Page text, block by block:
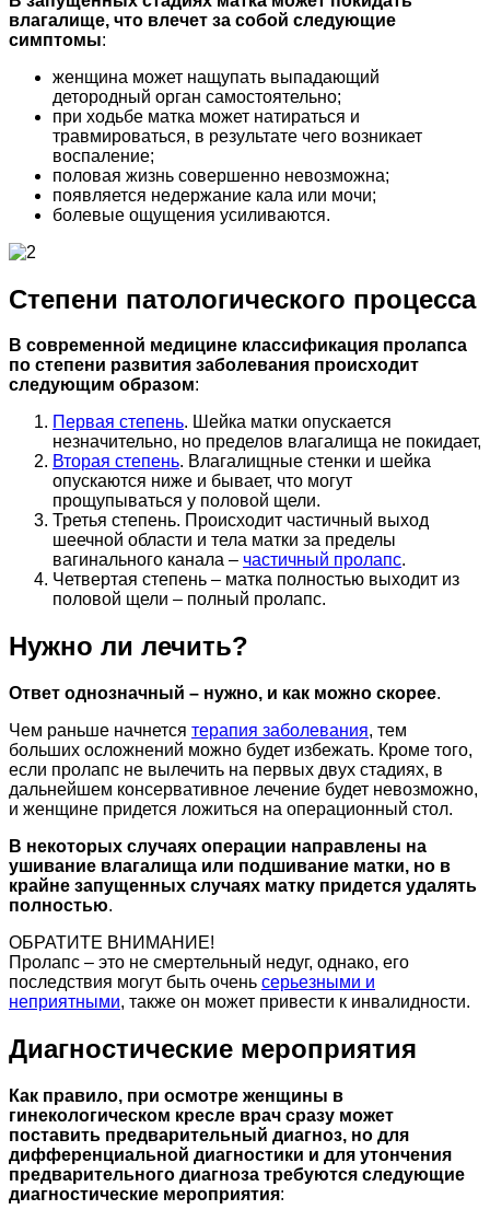
влагалище, что влечет за собой следующие
симптомы:
женщина может нащупать выпадающий
детородный орган самостоятельно;
при ходьбе матка может натираться и
травмироваться, в результате чего возникает
воспаление;
половая жизнь совершенно невозможна;
появляется недержание кала или мочи;
болевые ощущения усиливаются.
Степени патологического процесса
В современной медицине классификация пролапса
по степени развития заболевания происходит
следующим образом:
Первая степень. Шейка матки опускается
незначительно, но пределов влагалища не покидает,
Вторая степень. Влагалищные стенки и шейка
опускаются ниже и бывает, что могут
прощупываться у половой щели.
Третья степень. Происходит частичный выход
шеечной области и тела матки за пределы
вагинального канала – частичный пролапс.
Четвертая степень – матка полностью выходит из
половой щели – полный пролапс.
Нужно ли лечить?
Ответ однозначный – нужно, и как можно скорее.
Чем раньше начнется терапия заболевания, тем
больших осложнений можно будет избежать. Кроме того,
если пролапс не вылечить на первых двух стадиях, в
дальнейшем консервативное лечение будет невозможно,
и женщине придется ложиться на операционный стол.
В некоторых случаях операции направлены на
ушивание влагалища или подшивание матки, но в
крайне запущенных случаях матку придется удалять
полностью.
ОБРАТИТЕ ВНИМАНИЕ!
Пролапс – это не смертельный недуг, однако, его
последствия могут быть очень серьезными и
неприятными, также он может привести к инвалидности.
Диагностические мероприятия
Как правило, при осмотре женщины в
гинекологическом кресле врач сразу может
поставить предварительный диагноз, но для
дифференциальной диагностики и для утончения
предварительного диагноза требуются следующие
диагностические мероприятия: